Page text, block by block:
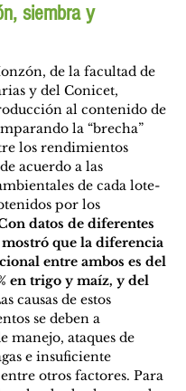
siembra y
de la facultad de
y del Conicet,
al contenido de
la “brecha”
los rendimientos
acuerdo a las
de cada lote-
por los
datos de diferentes
que la diferencia
entre ambos es del
en trigo y maíz, y del
causas de estos
se deben a
manejo, ataques de
e insuficiente
otros factores. Para